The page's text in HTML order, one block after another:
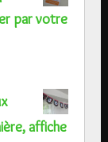
par votre
affiche